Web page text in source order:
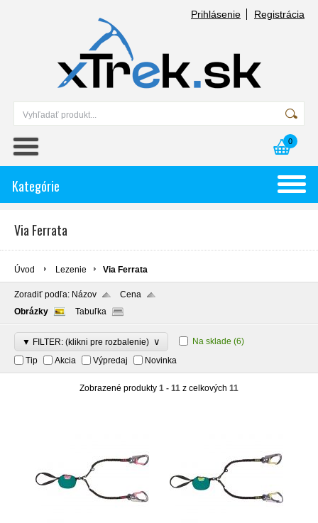
Prihlásenie Registrácia
0
Kategórie
Via Ferrata
Úvod Lezenie Via Ferrata
Zoradiť podľa: Názov
Cena
Obrázky
Tabuľka
▼ FILTER: (klikni pre rozbalenie) ∨ Na sklade (6)
Tip
Akcia Výpredaj Novinka
Zobrazené produkty 1 - 11 z celkových 11